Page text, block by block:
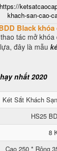
https://
khach-san-cao-
Black
tác mở
đây là mẫu
Két Sắt Khách
HS25
8
Cao 250 * Rộng